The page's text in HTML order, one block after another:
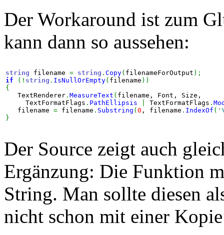
Der Workaround ist zum
kann dann so aussehen:
string filename = string . Copy( filenameForOutput ) ;
if
( ! string . IsNullOrEmpty( filename ) )
{
   TextRenderer
. MeasureText ( filename, Font, Size,
     TextFormatFlags
. PathEllipsis TextFormatFlags .
   filename
= filename . Substring (0 , filename . IndexOf ( '
}
Der Source zeigt auch
Ergänzung: Die Funktion
String. Man sollte diesen
nicht schon mit einer